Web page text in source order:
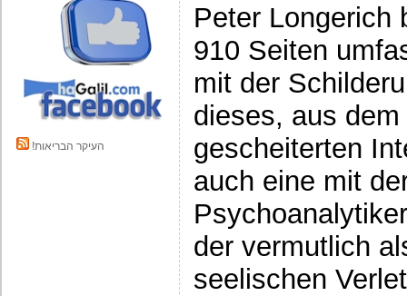
!העיקר הבריאות
Peter Longerich
910 Seiten
mit der
dieses, aus
gescheiterten
auch eine mit
der vermutlich
seelischen